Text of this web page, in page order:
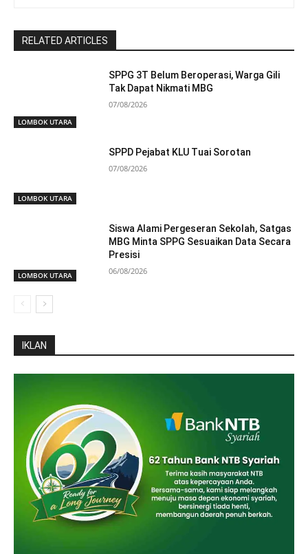
RELATED ARTICLES
LOMBOK UTARA
SPPG 3T Belum Beroperasi, Warga Gili
Tak Dapat Nikmati MBG
07/08/2026
LOMBOK UTARA
SPPD Pejabat KLU Tuai Sorotan
07/08/2026
LOMBOK UTARA
Siswa Alami Pergeseran Sekolah, Satgas
MBG Minta SPPG Sesuaikan Data Secara
Presisi
06/08/2026
IKLAN